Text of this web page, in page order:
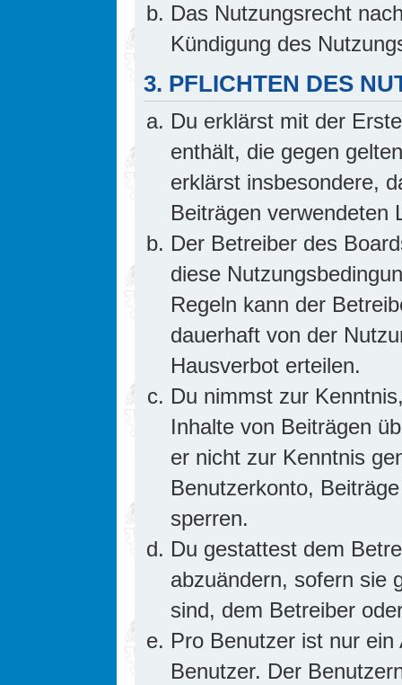
Das Nutzungsrecht
Kündigung des
3. PFLICHTEN DES
Du erklärst mit der
enthält, die gegen
erklärst insbesondere,
Beiträgen verwendeten
Der Betreiber des
diese
Regeln kann der
dauerhaft von der
Hausverbot erteilen.
Du nimmst zur
Inhalte von Beiträgen
er nicht zur Kenntnis
Benutzerkonto,
sperren.
Du gestattest dem
abzuändern, sofern sie
sind, dem Betreiber
Pro Benutzer ist nur
Benutzer. Der